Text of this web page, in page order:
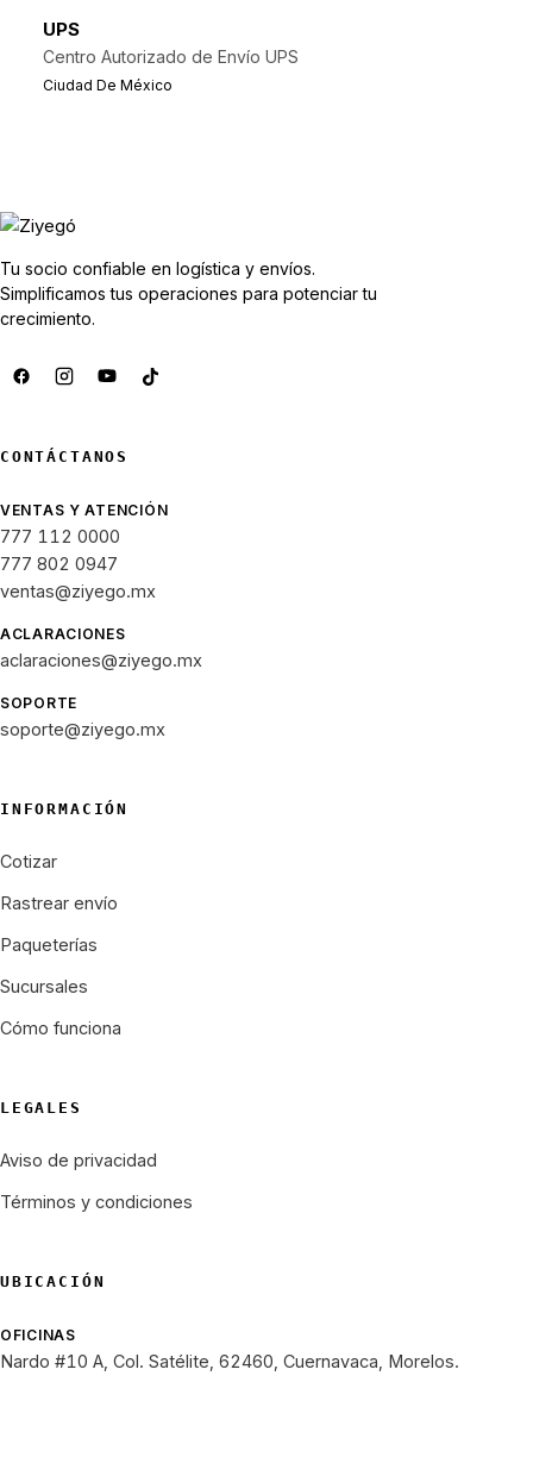
UPS
Centro Autorizado de Envío UPS
Ciudad De México
Tu socio confiable en logística y envíos.
Simplificamos tus operaciones para potenciar tu
crecimiento.
CONTÁCTANOS
VENTAS Y ATENCIÓN
777 112 0000
777 802 0947
ventas@ziyego.mx
ACLARACIONES
aclaraciones@ziyego.mx
SOPORTE
soporte@ziyego.mx
INFORMACIÓN
Cotizar
Rastrear envío
Paqueterías
Sucursales
Cómo funciona
LEGALES
Aviso de privacidad
Términos y condiciones
UBICACIÓN
OFICINAS
Nardo #10 A, Col. Satélite, 62460, Cuernavaca, Morelos.